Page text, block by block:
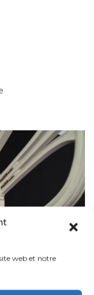
web et notre